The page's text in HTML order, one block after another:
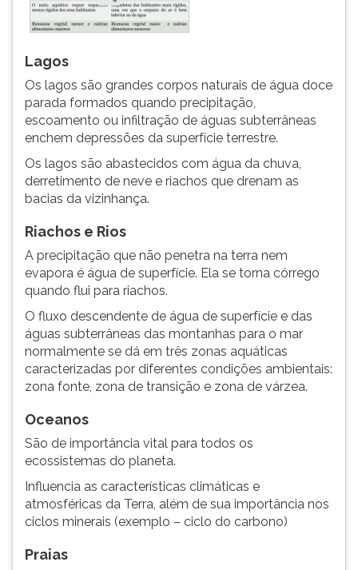
Lagos
Os lagos são grandes corpos naturais de água doce
parada formados quando precipitação,
escoamento ou infiltração de águas subterrâneas
enchem depressões da superfície terrestre.
Os lagos são abastecidos com água da chuva,
derretimento de neve e riachos que drenam as
bacias da vizinhança.
Riachos e Rios
A precipitação que não penetra na terra nem
evapora é água de superfície. Ela se torna córrego
quando flui para riachos.
O fluxo descendente de água de superfície e das
águas subterrâneas das montanhas para o mar
normalmente se dá em três zonas aquáticas
caracterizadas por diferentes condições ambientais:
zona fonte, zona de transição e zona de várzea.
Oceanos
São de importância vital para todos os
ecossistemas do planeta.
Influencia as características climáticas e
atmosféricas da Terra, além de sua importância nos
ciclos minerais (exemplo – ciclo do carbono)
Praias